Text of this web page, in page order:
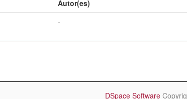
Autor(es)
-
DSpace Software